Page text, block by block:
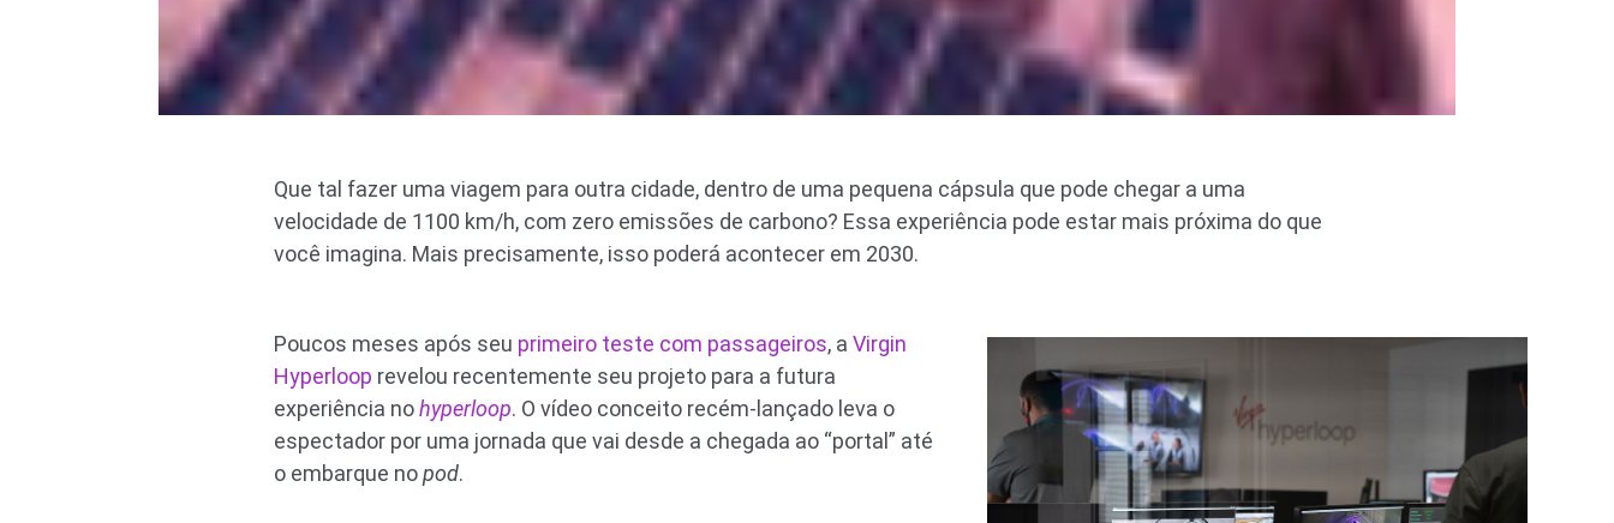
Que tal fazer uma viagem para outra cidade, dentro de uma pequena cápsula que pode chegar a uma
velocidade de 1100 km/h, com zero emissões de carbono? Essa experiência pode estar mais próxima do que
você imagina. Mais precisamente, isso poderá acontecer em 2030.
Poucos meses após seu primeiro teste com passageiros, a Virgin
Hyperloop revelou recentemente seu projeto para a futura
experiência nohyperloop. O vídeo conceito recém-lançado leva o
espectador por uma jornada que vai desde a chegada ao “portal” até
o embarque nopod.